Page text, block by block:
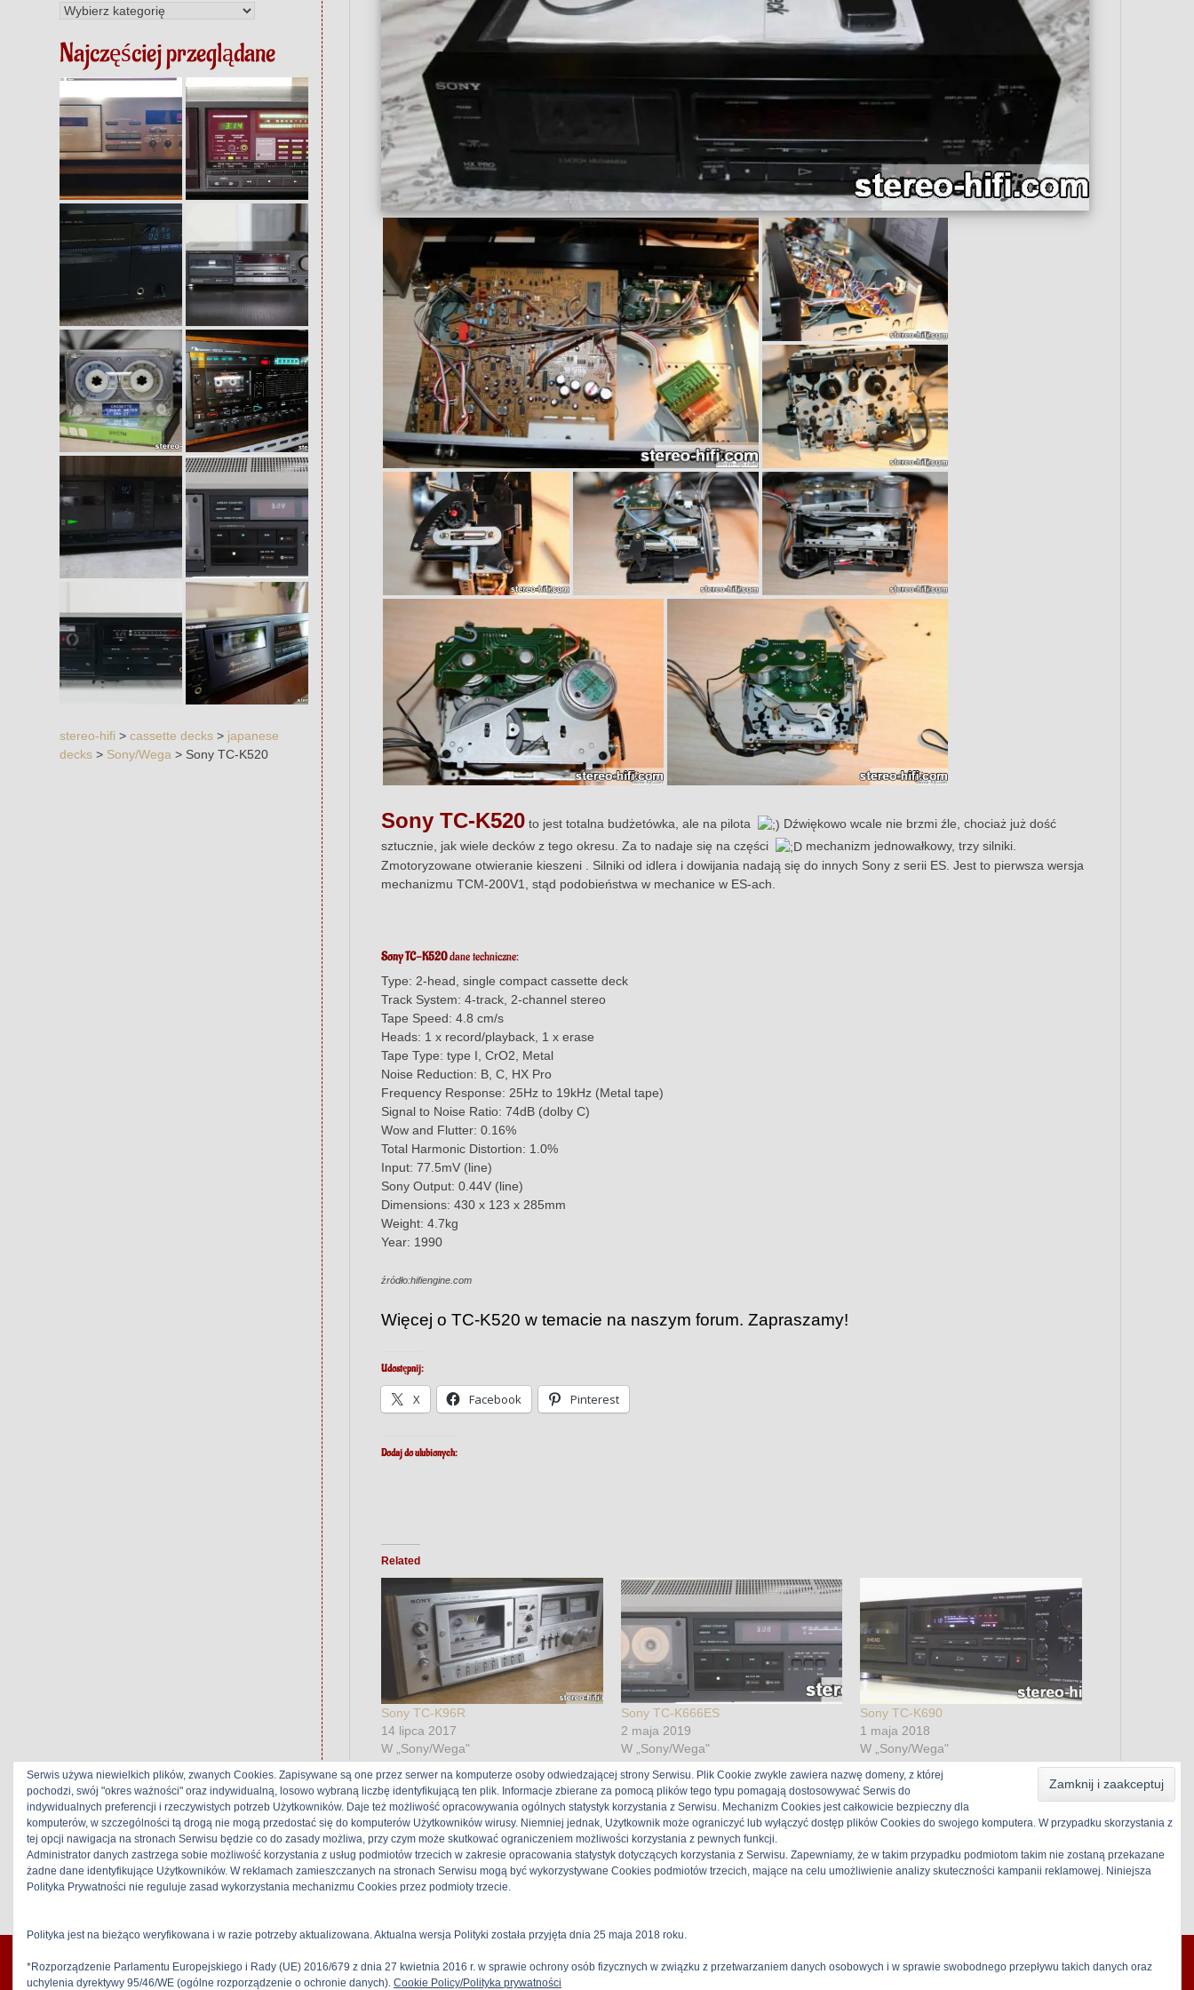
Kategorie
Najczęściej przeglądane
stereo-hifi >cassette decks > japanese
decks > Sony/Wega > Sony TC-K520
Sony TC-K520 to jest totalna budżetówka, ale na pilota
Dźwiękowo wcale nie brzmi źle, chociaż już dość
sztucznie, jak wiele decków z tego okresu. Za to nadaje się na części
mechanizm jednowałkowy, trzy silniki.
Zmotoryzowane otwieranie kieszeni . Silniki od idlera i dowijania nadają się do innych Sony z serii ES. Jest to pierwsza wersja
mechanizmu TCM-200V1, stąd podobieństwa w mechanice w ES-ach.
Sony TC-K520dane techniczne:
Type: 2-head, single compact cassette deck
Track System: 4-track, 2-channel stereo
Tape Speed: 4.8 cm/s
Heads: 1 x record/playback, 1 x erase
Tape Type: type I, CrO2, Metal
Noise Reduction: B, C, HX Pro
Frequency Response: 25Hz to 19kHz (Metal tape)
Signal to Noise Ratio: 74dB (dolby C)
Wow and Flutter: 0.16%
Total Harmonic Distortion: 1.0%
Input: 77.5mV (line)
Sony Output: 0.44V (line)
Dimensions: 430 x 123 x 285mm
Weight: 4.7kg
Year: 1990
źródło:hifiengine.com
Więcej o TC-K520 w temacie na naszym forum. Zapraszamy!
Udostępnij:
X Facebook Pinterest
Dodaj do ulubionych:
Related
Sony TC-K96R
14 lipca 2017
W „Sony/Wega"
Sony TC-K666ES
2 maja 2019
W „Sony/Wega"
Sony TC-K690
1 maja 2018
W „Sony/Wega"
Sony/Wega
Tagged2Heads
stereo-hifi 2026 | All Rights Reserved
Serwis używa niewielkich plików, zwanych Cookies. Zapisywane są one przez serwer na komputerze osoby odwiedzającej strony Serwisu. Plik Cookie zwykle zawiera nazwę domeny, z której
pochodzi, swój "okres ważności" oraz indywidualną, losowo wybraną liczbę identyfikującą ten plik. Informacje zbierane za pomocą plików tego typu pomagają dostosowywać Serwis do
indywidualnych preferencji i rzeczywistych potrzeb Użytkowników. Daje też możliwość opracowywania ogólnych statystyk korzystania z Serwisu. Mechanizm Cookies jest całkowicie bezpieczny dla
komputerów, w szczególności tą drogą nie mogą przedostać się do komputerów Użytkowników wirusy. Niemniej jednak, Użytkownik może ograniczyć lub wyłączyć dostęp plików Cookies do swojego komputera. W przypadku skorzystania z
tej opcji nawigacja na stronach Serwisu będzie co do zasady możliwa, przy czym może skutkować ograniczeniem możliwości korzystania z pewnych funkcji.
Administrator danych zastrzega sobie możliwość korzystania z usług podmiotów trzecich w zakresie opracowania statystyk dotyczących korzystania z Serwisu. Zapewniamy, że w takim przypadku podmiotom takim nie zostaną przekazane
żadne dane identyfikujące Użytkowników. W reklamach zamieszczanych na stronach Serwisu mogą być wykorzystywane Cookies podmiotów trzecich, mające na celu umożliwienie analizy skuteczności kampanii reklamowej. Niniejsza
Polityka Prywatności nie reguluje zasad wykorzystania mechanizmu Cookies przez podmioty trzecie.
Polityka jest na bieżąco weryfikowana i w razie potrzeby aktualizowana. Aktualna wersja Polityki została przyjęta dnia 25 maja 2018 roku.
*Rozporządzenie Parlamentu Europejskiego i Rady (UE) 2016/679 z dnia 27 kwietnia 2016 r. w sprawie ochrony osób fizycznych w związku z przetwarzaniem danych osobowych i w sprawie swobodnego przepływu takich danych oraz
uchylenia dyrektywy 95/46/WE (ogólne rozporządzenie o ochronie danych). Cookie Policy/Polityka prywatności